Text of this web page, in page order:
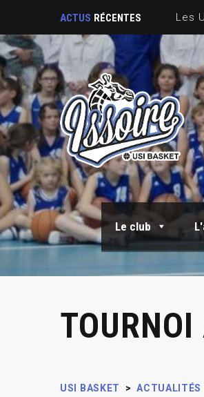
ACTUS RÉCENTES
Le club
USI BASKET > ACTUALITÉS